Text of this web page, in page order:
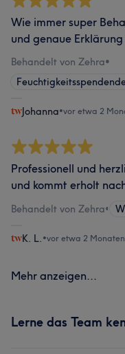
Wie immer super
und genaue
Behandelt von Zehra•
Johanna•vor etwa 2
Professionell und
und kommt erholt
Behandelt von Zehra•
K. L. •vor etwa 2 Monaten
Mehr anzeigen...
Lerne das Team